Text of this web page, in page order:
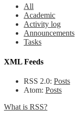
All
Academic
Activity log
Announcements
Tasks
XML Feeds
RSS 2.0: Posts
Atom: Posts
What is RSS?